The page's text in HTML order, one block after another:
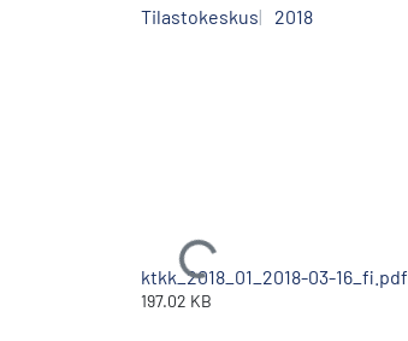
Tilastokeskus 2018
Ladataan...
ktkk_2018_01_2018-03-16_fi.pdf
197.02 KB